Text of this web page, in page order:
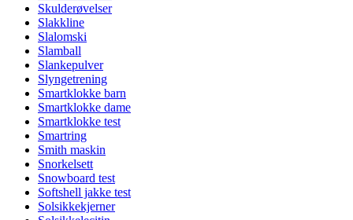
Skulderøvelser
Slakkline
Slalomski
Slamball
Slankepulver
Slyngetrening
Smartklokke barn
Smartklokke dame
Smartklokke test
Smartring
Smith maskin
Snorkelsett
Snowboard test
Softshell jakke test
Solsikkekjerner